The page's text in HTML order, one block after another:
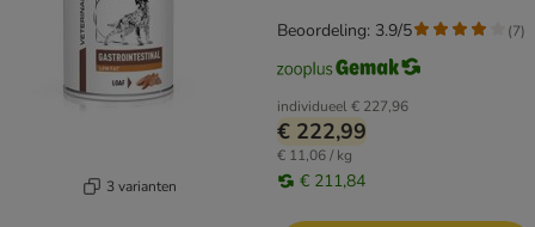
3 varianten
individueel€ 227,96
€ 222,99
€ 11,06 / kg
€ 211,84
Beoordeling: 3.9/5 (7)